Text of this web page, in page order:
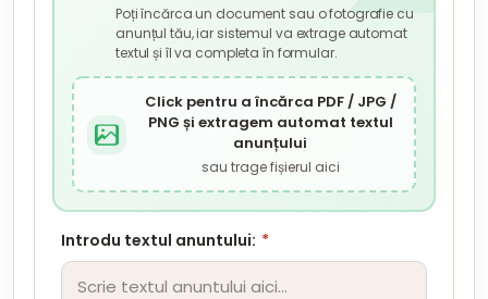
Poți încărca un document sau o fotografie cu
anunțul tău, iar sistemul va extrage automat
textul și îl va completa în formular.
Click pentru a încărca PDF / JPG /
PNG și extragem automat textul
anunțului
sau trage fișierul aici
Introdu textul anuntului: *